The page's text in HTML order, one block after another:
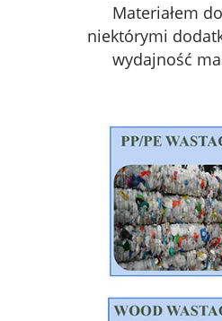
Materiałem
niektórymi
wydajność